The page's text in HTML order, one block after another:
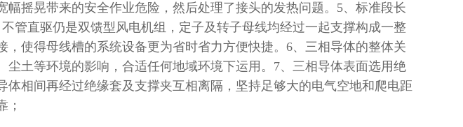
摇晃带来的安全作业危险，然后处理了接头的发热问题。 5、标准段长
管直驱仍是双馈型风电机组，定子及转子母线均经过一起支撑构成一整
使得母线槽的系统设备更为省时省力方便快捷。 6、三相导体的整体关
土等环境的影响，合适任何地域环境下运用。 7、三相导体表面选用绝
体相间再经过绝缘套及支撑夹互相离隔，坚持足够大的电气空地和爬电距
；